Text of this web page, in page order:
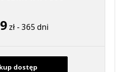
zł - 365 dni
dostęp